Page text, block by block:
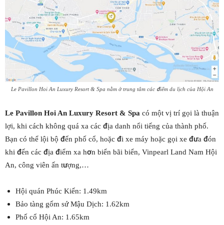
Le Pavillon Hoi An Luxury Resort & Spa nằm ở trung tâm các điểm du lịch của Hội An
Le Pavillon Hoi An Luxury Resort & Spa có một vị trí gọi là thuận
lợi, khi cách không quá xa các địa danh nổi tiếng của thành phố.
Bạn có thể lội bộ đến phố cổ, hoặc đi xe máy hoặc gọi xe đưa đón
khi đến các địa điểm xa hơn biển bãi biển, Vinpearl Land Nam Hội
An, công viên ấn tượng,…
Hội quán Phúc Kiến: 1.49km
Bảo tàng gốm sứ Mậu Dịch: 1.62km
Phố cổ Hội An: 1.65km